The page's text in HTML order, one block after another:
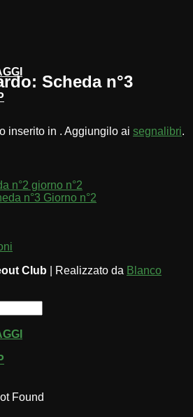
Scheda n°3
inserito in . Aggiungilo ai segnalibri.
n°2 giorno n°2
n°3 Giorno n°2
Club | Realizzato da Blanco
Found